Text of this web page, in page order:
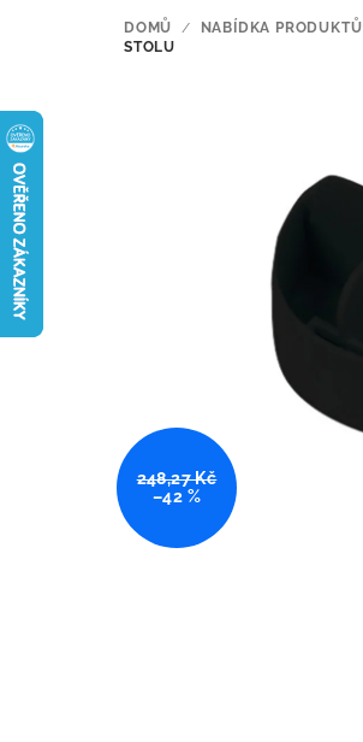
DOMŮ / NABÍDKA PRODUKTŮ
STOLU
248,27 Kč
–42 %